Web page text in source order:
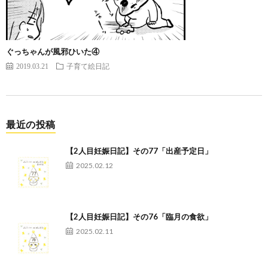
ぐっちゃんが風邪ひいた④
2019.03.21 子育て絵日記
最近の投稿
【2人目妊娠日記】その77「出産予定日」
2025.02.12
【2人目妊娠日記】その76「臨月の食欲」
2025.02.11